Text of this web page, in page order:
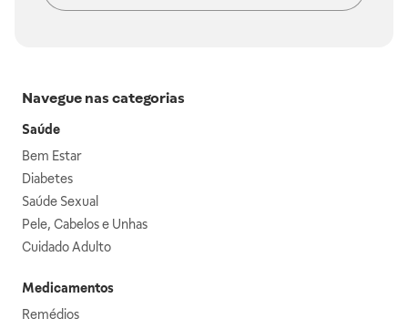
Navegue nas categorias
Saúde
Bem Estar
Diabetes
Saúde Sexual
Pele, Cabelos e Unhas
Cuidado Adulto
Medicamentos
Remédios